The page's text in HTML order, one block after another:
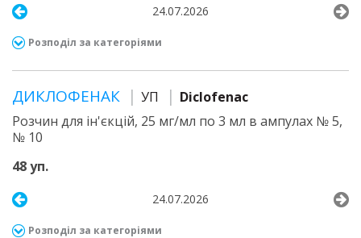
24.07.2026
Розподіл за категоріями
ДИКЛОФЕНАК УП
Diclofenac
Розчин для ін'єкцій, 25 мг/мл по 3 мл в ампулах № 5,
№ 10
48 уп.
24.07.2026
Розподіл за категоріями